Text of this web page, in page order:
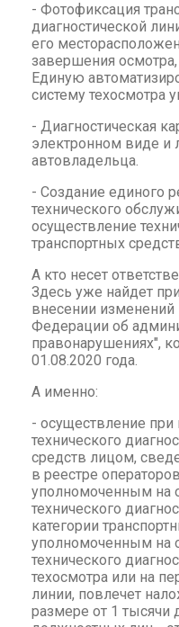
- Фотофиксация
диагностической
его
завершения
Единую
систему техосмотра
- Диагностическая
электронном виде и
автовладельца.
- Создание единого
технического
осуществление
транспортных
А кто несет
Здесь уже найдет
внесении
Федерации об
правонарушениях",
01.08.2020 года.
А именно:
- осуществление при
технического
средств лицом,
в реестре
уполномоченным на
технического
категории
уполномоченным на
технического
техосмотра или на
линии, повлечет
размере от 1 тысячи